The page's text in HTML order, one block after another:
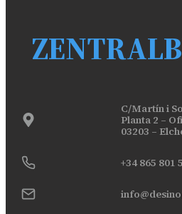
C/Martín i
Planta 2 –
03203 –
+34 865 801